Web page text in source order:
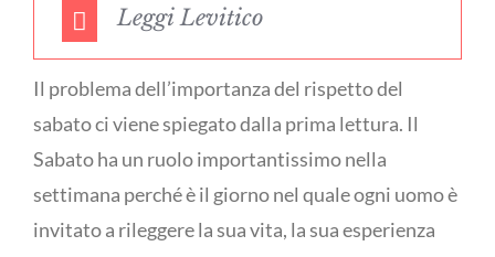
Leggi Levitico
Il problema dell’importanza del rispetto del
sabato ci viene spiegato dalla prima lettura. Il
Sabato ha un ruolo importantissimo nella
settimana perché è il giorno nel quale ogni uomo è
invitato a rileggere la sua vita, la sua esperienza